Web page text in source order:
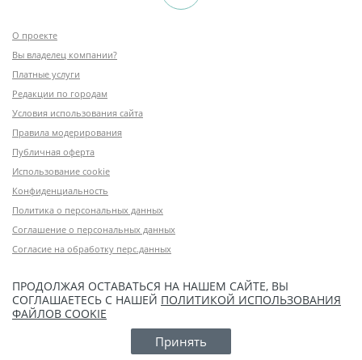
О проекте
Вы владелец компании?
Платные услуги
Редакции по городам
Условия использования сайта
Правила модерирования
Публичная оферта
Использование cookie
Конфиденциальность
Политика о персональных данных
Соглашение о персональных данных
Согласие на обработку перс.данных
ПРОДОЛЖАЯ ОСТАВАТЬСЯ НА НАШЕМ САЙТЕ, ВЫ
СОГЛАШАЕТЕСЬ С НАШЕЙ ПОЛИТИКОЙ ИСПОЛЬЗОВАНИЯ
ФАЙЛОВ COOKIE
Принять